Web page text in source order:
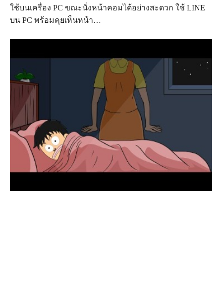
ใช้บนเครื่อง PC ขณะนั่งหน้าคอมได้อย่างสะดวก ใช้ LINE
บน PC พร้อมคุยเห็นหน้า…